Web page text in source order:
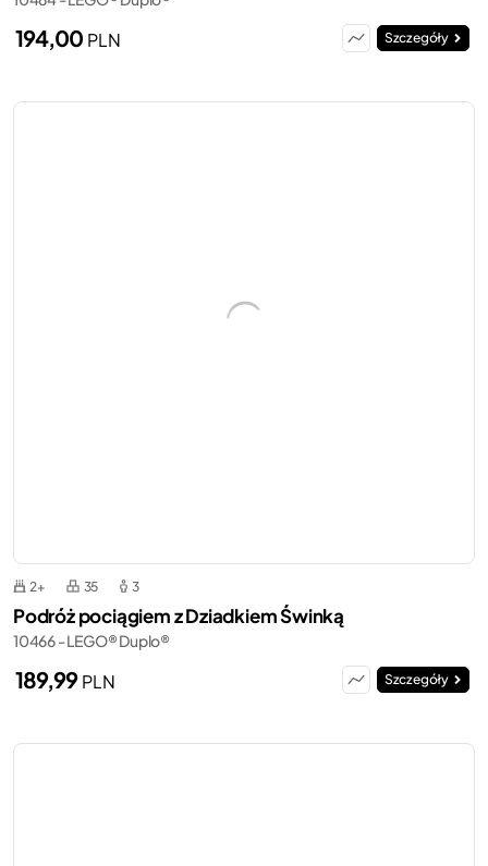
194,00 PLN Szczegóły
2+ 35 3
Podróż pociągiem z Dziadkiem Świnką
10466 - LEGO® Duplo®
189,99PLN Szczegóły